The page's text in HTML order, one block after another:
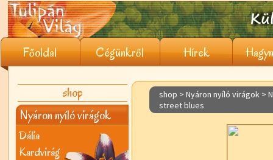
Főoldal Cégünkről Hírek
shop
Nyáron nyíló virágok
Dália
Kardvirág
shop > Nyáron nyíló virágok >
street blues